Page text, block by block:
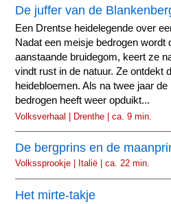
De juffer van de
Een Drentse heidelegende over
Nadat een meisje bedrogen wordt
aanstaande bruidegom, keert ze
vindt rust in de natuur. Ze ontdekt
heidebloemen. Als na twee jaar
bedrogen heeft weer opduikt...
Volksverhaal | Drenthe | ca. 9 min.
De bergprins en de
Volkssprookje | Italië | ca. 22 min.
Het mirte-takje